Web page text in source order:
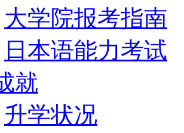
大学院报考指南
日本语能力考试
就
升学状况